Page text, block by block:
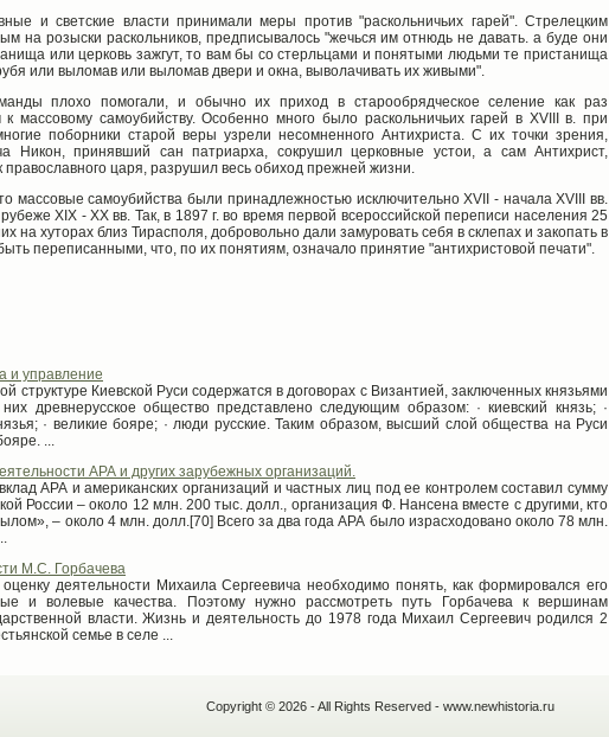
и светские власти принимали меры против "раскольничьих гарей". Стрелецким
на розыски раскольников, предписывалось "жечься им отнюдь не давать. а буде они
или церковь зажгут, то вам бы со стерльцами и понятыми людьми те пристанища
или выломав или выломав двери и окна, выволачивать их живыми".
плохо помогали, и обычно их приход в старообрядческое селение как раз
к массовому самоубийству. Особенно много было раскольничьих гарей в XVIII в. при
поборники старой веры узрели несомненного Антихриста. С их точки зрения,
Никон, принявший сан патриарха, сокрушил церковные устои, а сам Антихрист,
православного царя, разрушил весь обиход прежней жизни.
массовые самоубийства были принадлежностью исключительно XVII - начала XVIII вв.
XIX - XX вв. Так, в 1897 г. во время первой всероссийской переписи населения 25
на хуторах близ Тирасполя, добровольно дали замуровать себя в склепах и закопать в
переписанными, что, по их понятиям, означало принятие "антихристовой печати".
и управление
структуре Киевской Руси содержатся в договорах с Византией, заключенных князьями
древнерусское общество представлено следующим образом: · киевский князь; ·
· великие бояре; · люди русские. Таким образом, высший слой общества на Руси
...
АРА и других зарубежных организаций.
АРА и американских организаций и частных лиц под ее контролем составил сумму
России – около 12 млн. 200 тыс. долл., организация Ф. Нансена вместе с другими, кто
– около 4 млн. долл.[70] Всего за два года АРА было израсходовано около 78 млн.
М.С. Горбачева
деятельности Михаила Сергеевича необходимо понять, как формировался его
и волевые качества. Поэтому нужно рассмотреть путь Горбачева к вершинам
власти. Жизнь и деятельность до 1978 года Михаил Сергеевич родился 2
семье в селе ...
Copyright © 2026 - All Rights Reserved - www.newhistoria.ru